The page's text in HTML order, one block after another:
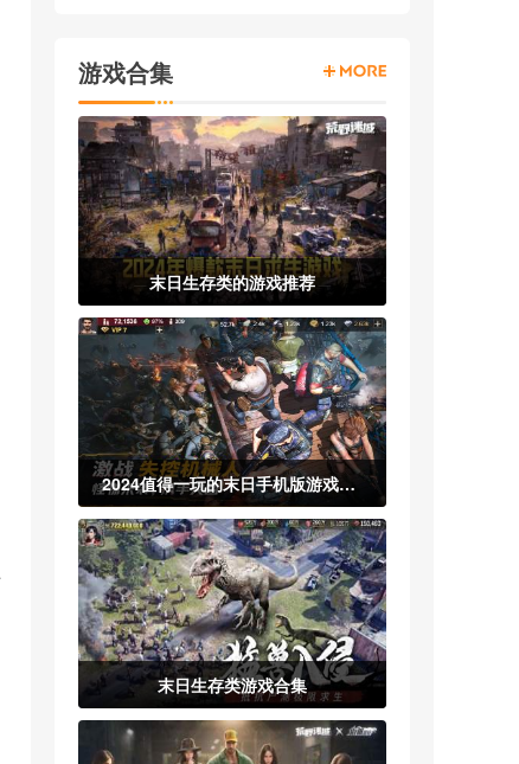
游戏合集
末日生存类的游戏推荐
2024值得一玩的末日手机版游戏合集
末日生存类游戏合集